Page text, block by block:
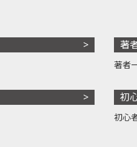
著
著者
初
初心